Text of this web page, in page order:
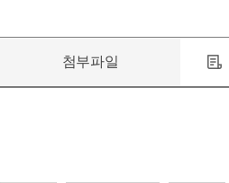
첨부파일